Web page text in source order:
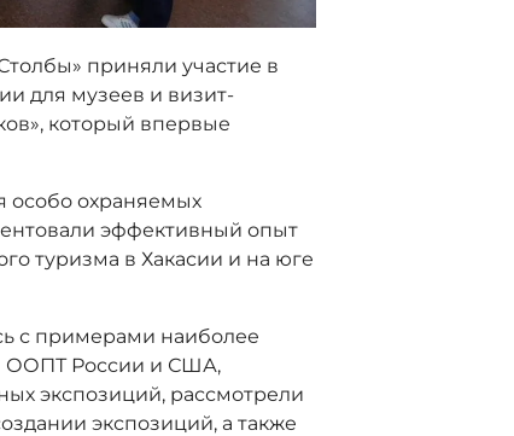
приняли участие в
для музеев и визит-
который впервые
особо охраняемых
эффективный опыт
туризма в Хакасии и на юге
с примерами наиболее
ООПТ России и США,
экспозиций, рассмотрели
экспозиций, а также